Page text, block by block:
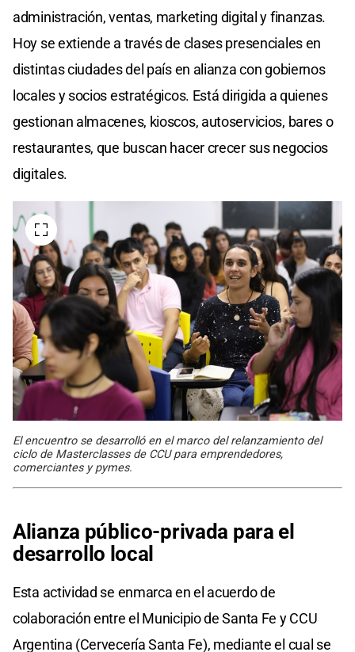
administración, ventas, marketing digital y finanzas.
Hoy se extiende a través de clases presenciales en
distintas ciudades del país en alianza con gobiernos
locales y socios estratégicos. Está dirigida a quienes
gestionan almacenes, kioscos, autoservicios, bares o
restaurantes, que buscan hacer crecer sus negocios
digitales.
El encuentro se desarrolló en el marco del relanzamiento del
ciclo de Masterclasses de CCU para emprendedores,
comerciantes y pymes.
Alianza público-privada para el
desarrollo local
Esta actividad se enmarca en el acuerdo de
colaboración entre el Municipio de Santa Fe y CCU
Argentina (Cervecería Santa Fe), mediante el cual se